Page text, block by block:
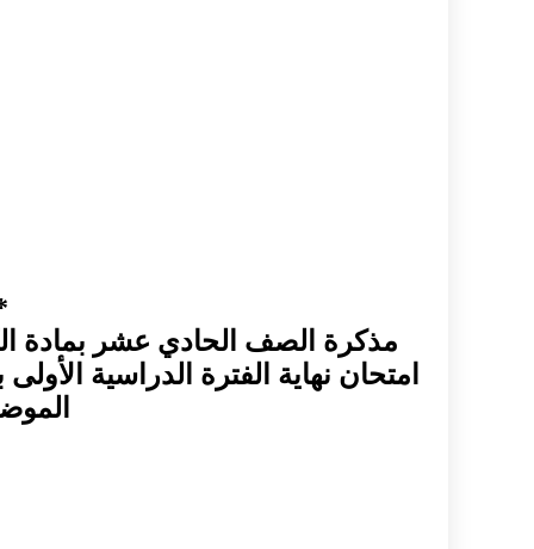
مذكرة الصف الحادي عشر بمادة
امتحان نهاية الفترة الدراسية